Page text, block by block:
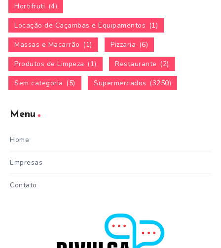
Hortifruti (4)
Locação de Caçambas e Equipamentos (1)
Massas e Macarrão (1) Pizzaria (6)
Produtos de Limpeza (1) Restaurante (2)
Sem categoria (5) Supermercados (3250)
Menu
Home
Empresas
Contato